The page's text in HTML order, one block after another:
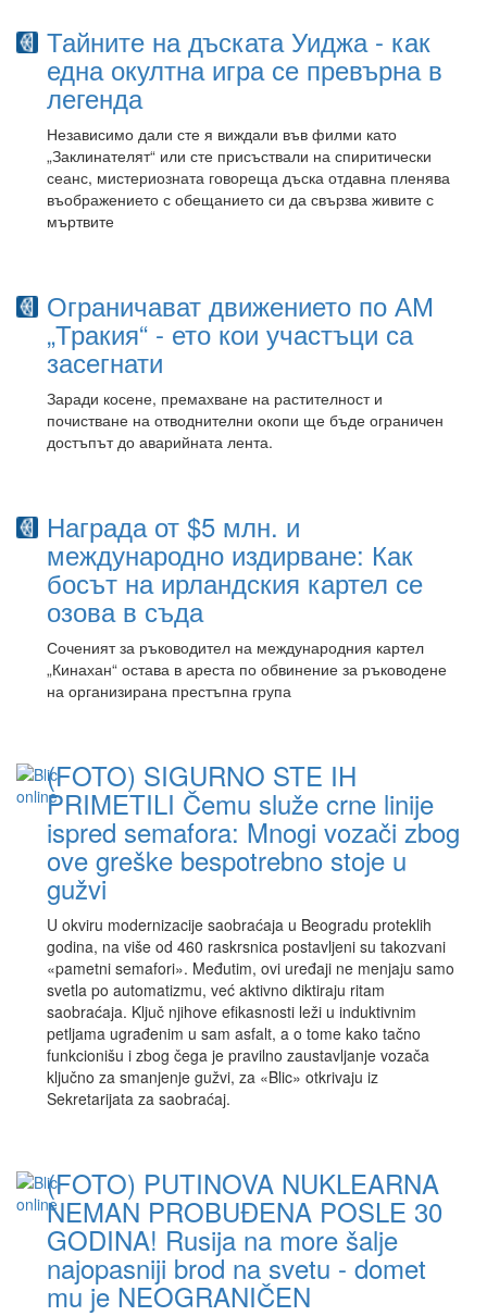
Тайните на дъската Уиджа - как
една окултна игра се превърна в
легенда
Независимо дали сте я виждали във филми като
„Заклинателят“ или сте присъствали на спиритически
сеанс, мистериозната говореща дъска отдавна пленява
въображението с обещанието си да свързва живите с
мъртвите
Ограничават движението по АМ
„Тракия“ - ето кои участъци са
засегнати
Заради косене, премахване на растителност и
почистване на отводнителни окопи ще бъде ограничен
достъпът до аварийната лента.
Награда от $5 млн. и
международно издирване: Как
босът на ирландския картел се
озова в съда
Соченият за ръководител на международния картел
„Кинахан“ остава в ареста по обвинение за ръководене
на организирана престъпна група
(FOTO) SIGURNO STE IH
PRIMETILI Čemu služe crne linije
ispred semafora: Mnogi vozači zbog
ove greške bespotrebno stoje u
gužvi
U okviru modernizacije saobraćaja u Beogradu proteklih
godina, na više od 460 raskrsnica postavljeni su takozvani
«pametni semafori». Međutim, ovi uređaji ne menjaju samo
svetla po automatizmu, već aktivno diktiraju ritam
saobraćaja. Ključ njihove efikasnosti leži u induktivnim
petljama ugrađenim u sam asfalt, a o tome kako tačno
funkcionišu i zbog čega je pravilno zaustavljanje vozača
ključno za smanjenje gužvi, za «Blic» otkrivaju iz
Sekretarijata za saobraćaj.
(FOTO) PUTINOVA NUKLEARNA
NEMAN PROBUĐENA POSLE 30
GODINA! Rusija na more šalje
najopasniji brod na svetu - domet
mu je NEOGRANIČEN